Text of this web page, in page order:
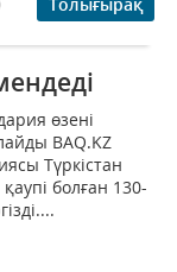
өзені
BAQ.KZ
Түркістан
болған 130-